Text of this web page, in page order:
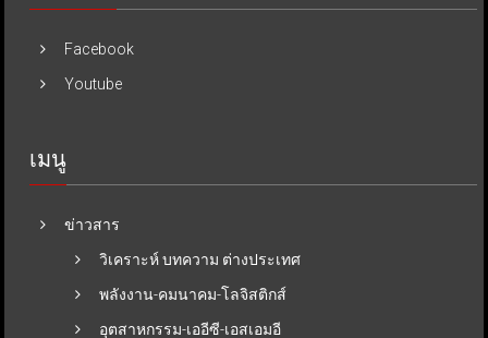
Facebook
Youtube
เมนู
ข่าวสาร
วิเคราะห์ บทความ ต่างประเทศ
พลังงาน-คมนาคม-โลจิสติกส์
อุตสาหกรรม-เออีซี-เอสเอมอี